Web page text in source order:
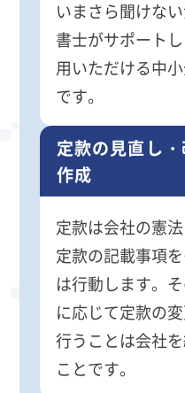
いまさら聞けな
書士がサポート
用いただける中
です。
定款の見直し
作成
定款は会社の憲
定款の記載事項
は行動します。
に応じて定款の
行うことは会社
ことです。